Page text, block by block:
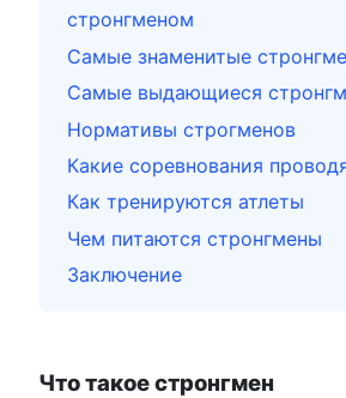
стронгменом
Самые знаменитые
Самые выдающиеся
Нормативы строгменов
Какие соревнования
Как тренируются атлеты
Чем питаются стронгмены
Заключение
Что такое стронгмен